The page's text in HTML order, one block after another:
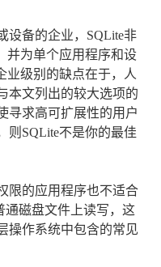
设备的企业，SQLite非
并为单个应用程序和设
业级别的缺点在于，人
本文列出的较大选项的
寻求高可扩展性的用户
则SQLite不是你的最佳
限的应用程序也不适合
通磁盘文件上读写，这
操作系统中包含的常见